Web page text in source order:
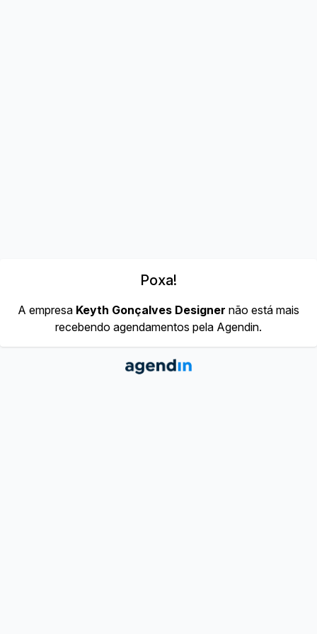
Poxa!
A empresa Keyth Gonçalves Designer não está mais
recebendo agendamentos pela Agendin.